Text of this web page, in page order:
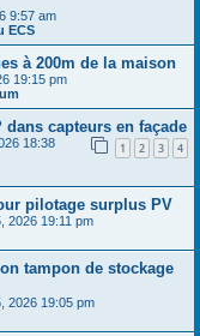
9:57 am
ECS
à 200m de la maison
19:15 pm
capteurs en façade
1 2 3 4
18:38
pilotage surplus PV
2026 19:11 pm
tampon de stockage
2026 19:05 pm